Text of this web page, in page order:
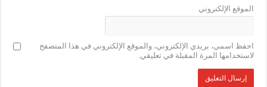
الموقع الإلكتروني
احفظ اسمي، بريدي الإلكتروني، والموقع الإلكتروني في هذا المتصفح
لاستخدامها المرة المقبلة في تعليقي.